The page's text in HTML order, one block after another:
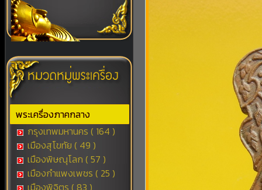
พระเครื่องภาคกลาง
กรุงเทพมหานคร ( 164 )
เมืองสุโขทัย ( 49 )
เมืองพิษณุโลก ( 57 )
เมืองกำแพงเพชร ( 25 )
เมืองพิจิตร ( 83 )